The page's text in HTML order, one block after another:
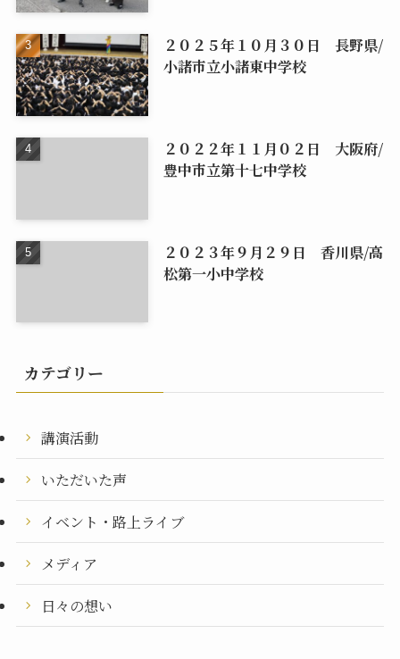
２０２５年１０月３０日 長野県/
小諸市立小諸東中学校
２０２２年１１月０２日 大阪府/
豊中市立第十七中学校
２０２３年９月２９日 香川県/高
松第一小中学校
カテゴリー
講演活動
いただいた声
イベント・路上ライブ
メディア
日々の想い